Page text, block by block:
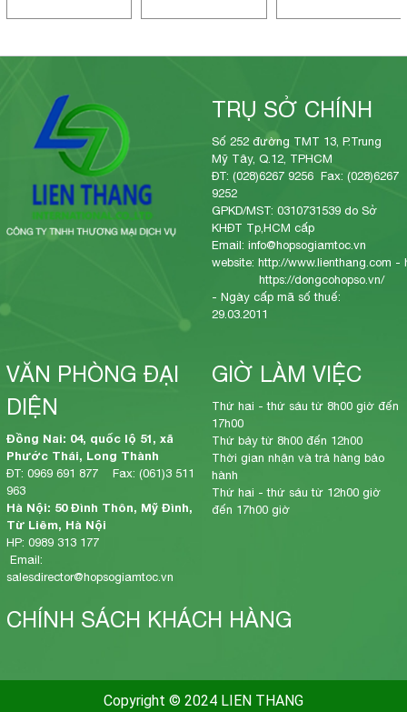
TRỤ SỞ CHÍNH
Số 252 đường TMT 13, P.Trung
Mỹ Tây, Q.12, TPHCM
ĐT: (028)6267 9256 Fax: (028)6267
9252
GPKD/MST: 0310731539 do Sở
KHĐT Tp,HCM cấp
Email: info@hopsogiamtoc.vn
website: http://www.lienthang.com -
https://dongcohopso.vn/
- Ngày cấp mã số thuế:
29.03.2011
VĂN PHÒNG ĐẠI
DIỆN
Đồng Nai: 04, quốc lộ 51, xã
Phước Thái, Long Thành
ĐT: 0969 691 877 Fax: (061)3 511
963
Hà Nội: 50 Đình Thôn, Mỹ Đình,
Từ Liêm, Hà Nội
HP: 0989 313 177
Email:
salesdirector@hopsogiamtoc.vn
GIỜ LÀM VIỆC
Thứ hai - thứ sáu từ 8h00 giờ đến
17h00
Thứ bảy từ 8h00 đến 12h00
Thời gian nhận và trả hàng bảo
hành
Thứ hai - thứ sáu từ 12h00 giờ
đến 17h00 giờ
CHÍNH SÁCH KHÁCH HÀNG
Copyright © 2024 LIEN THANG